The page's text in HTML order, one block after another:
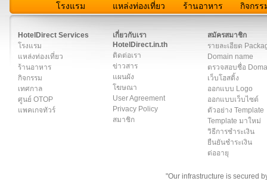
โรงแรม แหล่งท่องเที่ยว ร้านอาหาร กิจกรร
HotelDirect Services
โรงแรม
แหล่งท่องเที่ยว
ร้านอาหาร
กิจกรรม
เทศกาล
ศูนย์ OTOP
แพคเกจทัวร์
เกี่ยวกับเรา
HotelDirect.in.th
ติดต่อเรา
ข่าวสาร
แผนผัง
โฆษณา
User Agreement
Privacy Policy
สมาชิก
สมัครสมาชิก
รายละเอียด
Domain name
ตรวจสอบชื่อ
เว็บโฮสติ้ง
ออกแบบ Logo
ออกแบบเว็บไซต์
ตัวอย่าง Template
Template มาใหม่
วิธีการชำระเงิน
ยืนยันชำระเงิน
ต่ออายุ
"Our infrastructure is secured